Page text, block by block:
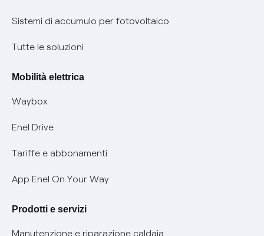
Informazioni precontrattuali prodotti e servizi
Condizioni generali di contratto prodotti e servizi
Informativa RAEE
Informativa Privacy AI
Certificazioni
Nuove regole europee per la protezione dei dati
Offerte Placet non vulnerabili
Offerta Tutela Vulnerabilità Gas
Mobilità Elettrica
Phishing e truffe online
Verifica chi ti ha chiamato
Agevolazione utenti con disabilità per offerte Fibra
Informativa RAEE
Sistemi di accumulo per fotovoltaico
Tutte le soluzioni
Mobilità elettrica
Waybox
Enel Drive
Tariffe e abbonamenti
App Enel On Your Way
Prodotti e servizi
Manutenzione e riparazione caldaia